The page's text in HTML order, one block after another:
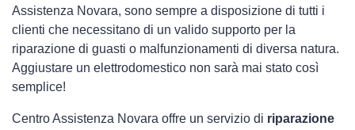
Assistenza Novara, sono sempre a disposizione di tutti i
clienti che necessitano di un valido supporto per la
riparazione di guasti o malfunzionamenti di diversa natura.
Aggiustare un elettrodomestico non sarà mai stato così
semplice!
Centro Assistenza Novara offre un servizio di riparazione